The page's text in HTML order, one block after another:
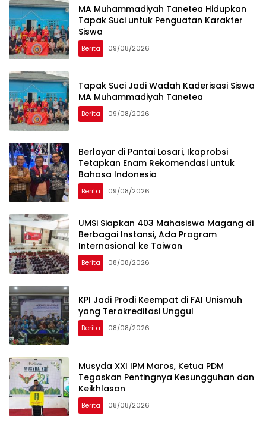
MA Muhammadiyah Tanetea Hidupkan
Tapak Suci untuk Penguatan Karakter
Siswa
Berita 09/08/2026
Tapak Suci Jadi Wadah Kaderisasi Siswa
MA Muhammadiyah Tanetea
Berita 09/08/2026
Berlayar di Pantai Losari, Ikaprobsi
Tetapkan Enam Rekomendasi untuk
Bahasa Indonesia
Berita 09/08/2026
UMSi Siapkan 403 Mahasiswa Magang di
Berbagai Instansi, Ada Program
Internasional ke Taiwan
Berita 08/08/2026
KPI Jadi Prodi Keempat di FAI Unismuh
yang Terakreditasi Unggul
Berita 08/08/2026
Musyda XXI IPM Maros, Ketua PDM
Tegaskan Pentingnya Kesungguhan dan
Keikhlasan
Berita 08/08/2026